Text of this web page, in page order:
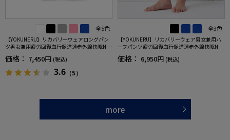
全5色
【YOKUNERU】リカバリーウェアロングパン
ツ男女兼用疲労回復血行促進遠赤外線快眠NA
NOMIX(R)【一般医療機器】SS～LLサイズ
価格： 7,450円 (税込)
3.6 （5）
全3色
【YOKUNERU】リカバリーウェア男女兼用ハ
ーフパンツ疲労回復血行促進遠赤外線快眠NA
NOMIX(R)【一般医療機器】SS～LLサイズ
価格： 6,950円 (税込)
more